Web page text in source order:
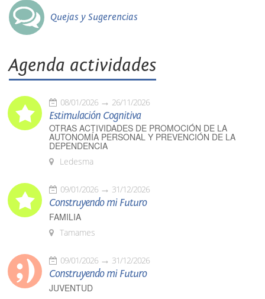
Quejas y Sugerencias
Agenda actividades
08/01/2026 26/11/2026
Estimulación Cognitiva
OTRAS ACTIVIDADES DE PROMOCIÓN DE LA
AUTONOMÍA PERSONAL Y PREVENCIÓN DE LA
DEPENDENCIA
Ledesma
09/01/2026 31/12/2026
Construyendo mi Futuro
FAMILIA
Tamames
09/01/2026 31/12/2026
Construyendo mi Futuro
JUVENTUD